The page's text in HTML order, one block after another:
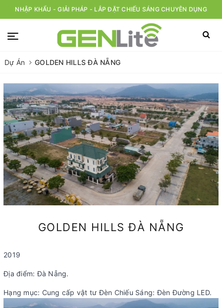
NHẬP KHẨU - GIẢI PHÁP - LẮP ĐẶT CHIẾU SÁNG CHUYÊN DỤNG
Dự Án GOLDEN HILLS ĐÀ NẴNG
GOLDEN HILLS ĐÀ NẴNG
2019
Địa điểm: Đà Nẵng.
Hạng mục: Cung cấp vật tư Đèn Chiếu Sáng: Đèn Đường LED.